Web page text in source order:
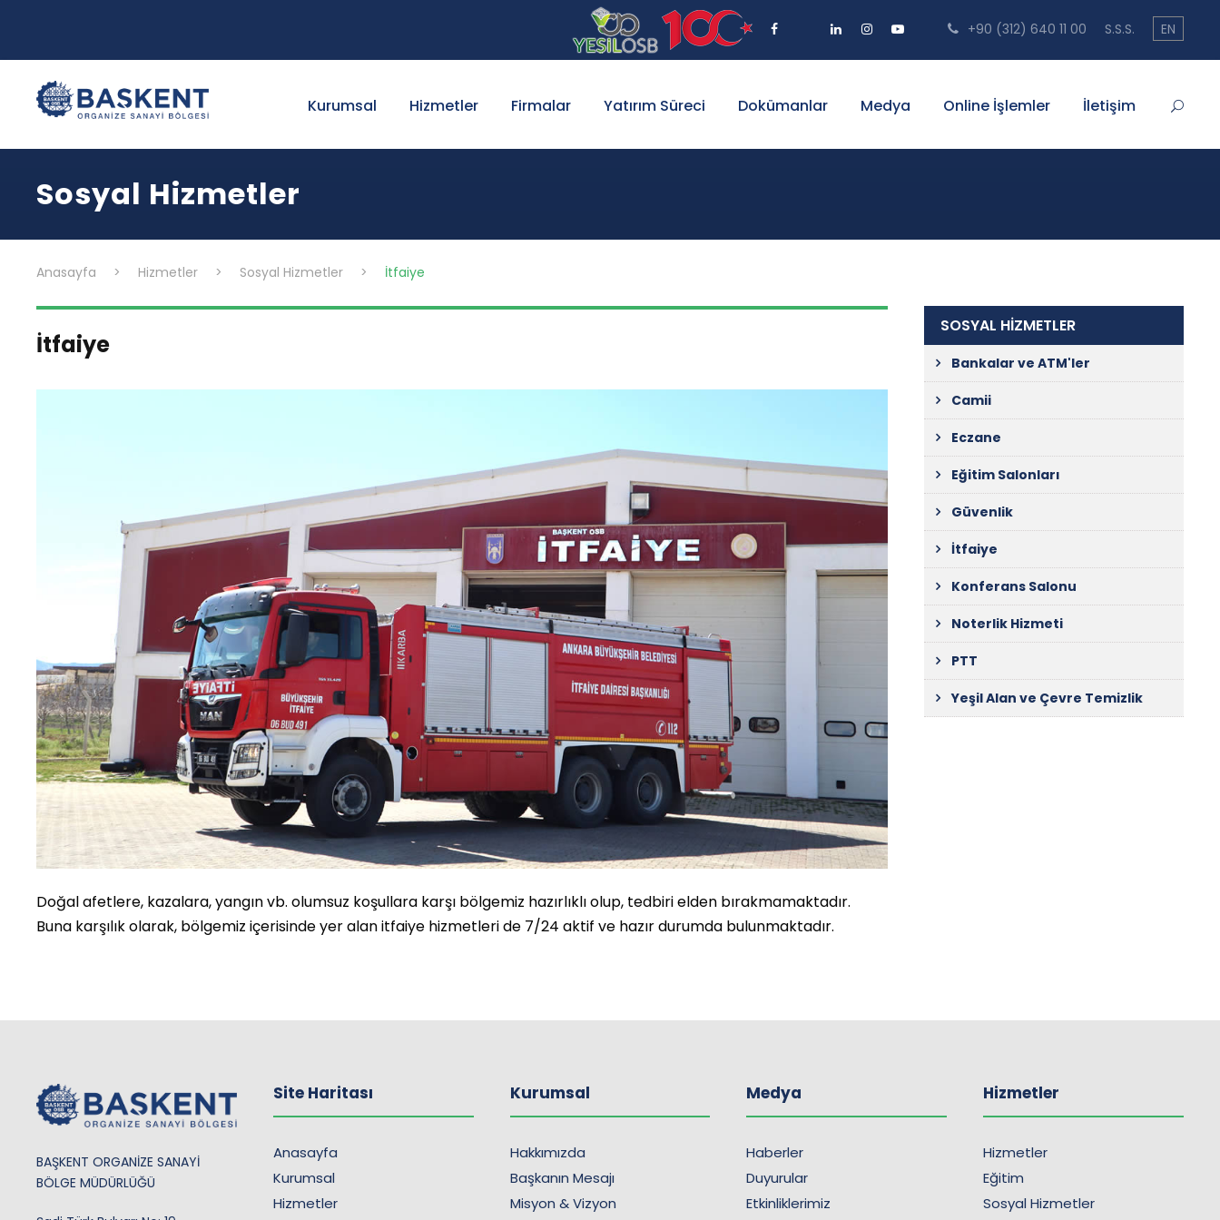
+90 (312) 640 11 00 S.S.S. EN
Kurumsal Hizmetler Firmalar Yatırım Süreci Dokümanlar Medya Online İşlemler İletişim
Sosyal Hizmetler
Anasayfa > Hizmetler > Sosyal Hizmetler > İtfaiye
İtfaiye
Doğal afetlere, kazalara, yangın vb. olumsuz koşullara karşı bölgemiz hazırlıklı olup, tedbiri elden bırakmamaktadır.
Buna karşılık olarak, bölgemiz içerisinde yer alan itfaiye hizmetleri de 7/24 aktif ve hazır durumda bulunmaktadır.
SOSYAL HİZMETLER
Bankalar ve ATM'ler
Camii
Eczane
Eğitim Salonları
Güvenlik
İtfaiye
Konferans Salonu
Noterlik Hizmeti
PTT
Yeşil Alan ve Çevre Temizlik
BAŞKENT ORGANİZE SANAYİ
BÖLGE MÜDÜRLÜĞÜ
Site Haritası
Anasayfa
Kurumsal
Hizmetler
Kurumsal
Hakkımızda
Başkanın Mesajı
Misyon & Vizyon
Medya
Haberler
Duyurular
Etkinliklerimiz
Hizmetler
Hizmetler
Eğitim
Sosyal Hizmetler